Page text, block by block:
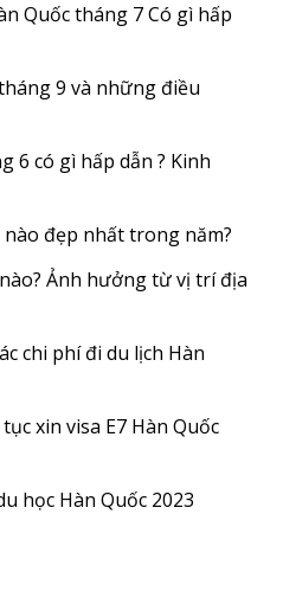
Quốc tháng 7 Có gì hấp
9 và những điều
6 có gì hấp dẫn ? Kinh
nào đẹp nhất trong năm?
Ảnh hưởng từ vị trí địa
chi phí đi du lịch Hàn
xin visa E7 Hàn Quốc
học Hàn Quốc 2023